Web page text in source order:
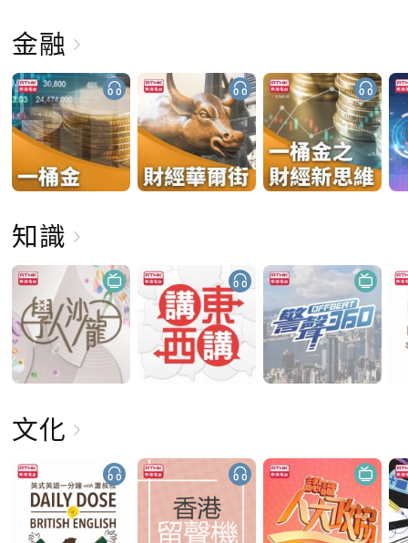
金融
知識
文化